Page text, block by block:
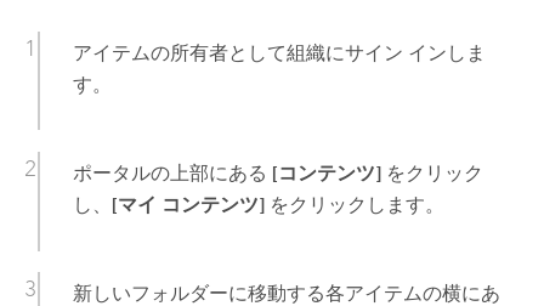
アイテムの所有者として組織にサイン インしま
す。
ポータルの上部にある [コンテンツ]をクリック
し、 [マイ コンテンツ]をクリックします。
新しいフォルダーに移動する各アイテムの横にあ